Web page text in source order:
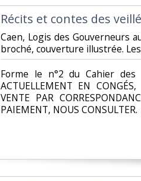
‎Récits et contes des
‎Caen, Logis des Gouverneurs
broché, couverture illustrée.
‎Forme le n°2 du Cahier
ACTUELLEMENT EN
VENTE PAR
PAIEMENT, NOUS CONSULTER.‎